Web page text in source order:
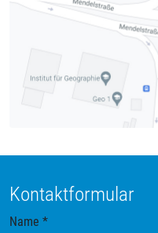
Kontaktformular
Name *